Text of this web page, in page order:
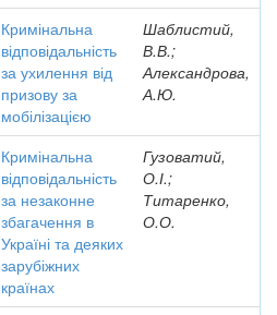
Кримінальна
відповідальність
за ухилення від
призову за
мобілізацією
Шаблистий,
В.В.;
Александрова,
А.Ю.
Кримінальна
відповідальність
за незаконне
збагачення в
Україні та деяких
зарубіжних
країнах
Гузоватий,
О.І.;
Титаренко,
О.О.